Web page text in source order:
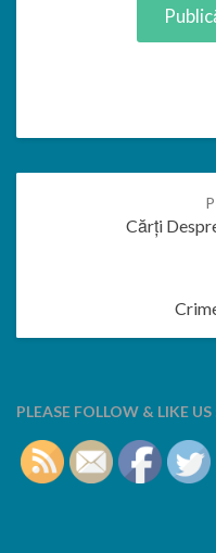
Cărți
PLEASE FOLLOW & LIKE US